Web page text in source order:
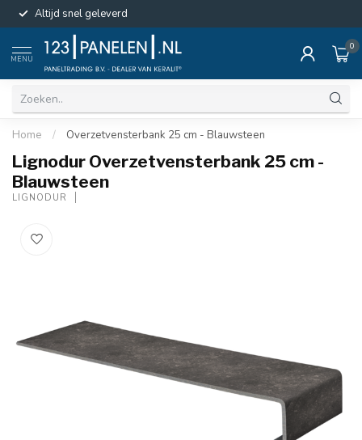
Altijd snel geleverd
MENU
0
Home / Overzetvensterbank 25 cm - Blauwsteen
Lignodur Overzetvensterbank 25 cm -
Blauwsteen
LIGNODUR